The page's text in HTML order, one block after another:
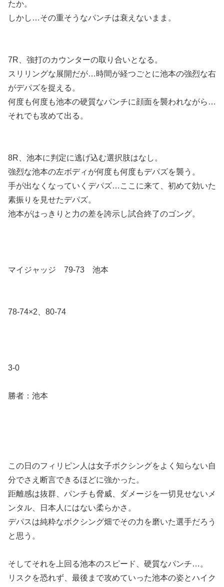
たか。
しかし…その重そうなパンチは衰えないまま。
7R、強打のカウンターの取り合いとなる。
スリリングな展開だが…時間が経つごとに池本の強烈な右
がデパズを捉える。
何度も何度も池本の硬質なパンチに顔面を襲われながら…
それでも攻めて出る。
8R、池本に判定に逃げ込む選択肢はなし。
強烈な池本の左ボディが何度も何度もデパズを襲う。
手が出なくなっていくデパズ…ここに来て、初めて効いた
素振りを見せたデパズ。
池本がはっきりと力の差を誇示し試合終了のゴング。
マイジャッジ 79-73 池本
78-74×2、80-74
3-0
勝者：池本
この日のフィリピン人は女子ボクシングをよく知らない自
分でさえ断言できるほどに強かった。
距離感は抜群、パンチも脅威、ダメージを一切見せないメ
ンタル、日本人にはない柔らかさ。
デパスは純粋なボクシング畑でその力を磨いた選手だろう
と思う。
そしてそれを上回る池本のスピード、硬質なパンチ…。
リスクを恐れず、最後まで攻めていった池本の姿とハイク